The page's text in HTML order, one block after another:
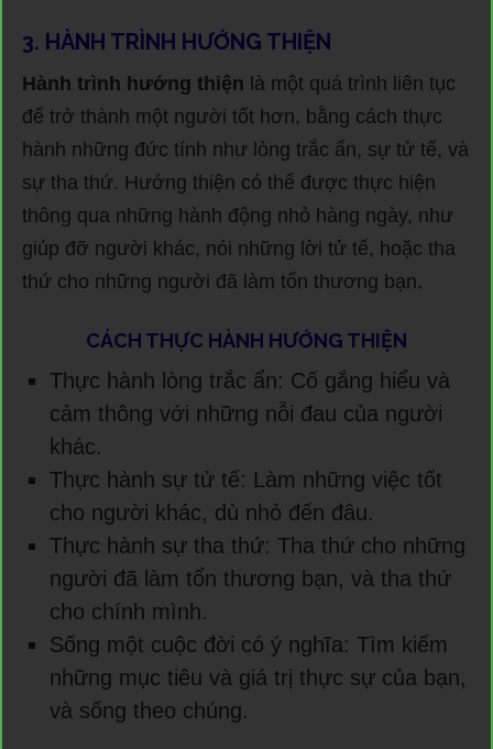
3. HÀNH TRÌNH HƯỚNG THIỆN
Hành trình hướng thiện là một quá trình liên tục
để trở thành một người tốt hơn, bằng cách thực
hành những đức tính như lòng trắc ẩn, sự tử tế, và
sự tha thứ. Hướng thiện có thể được thực hiện
thông qua những hành động nhỏ hàng ngày, như
giúp đỡ người khác, nói những lời tử tế, hoặc tha
thứ cho những người đã làm tổn thương bạn.
CÁCH THỰC HÀNH HƯỚNG THIỆN
Thực hành lòng trắc ẩn: Cố gắng hiểu và
cảm thông với những nỗi đau của người
khác.
Thực hành sự tử tế: Làm những việc tốt
cho người khác, dù nhỏ đến đâu.
Thực hành sự tha thứ: Tha thứ cho những
người đã làm tổn thương bạn, và tha thứ
cho chính mình.
Sống một cuộc đời có ý nghĩa: Tìm kiếm
những mục tiêu và giá trị thực sự của bạn,
và sống theo chúng.